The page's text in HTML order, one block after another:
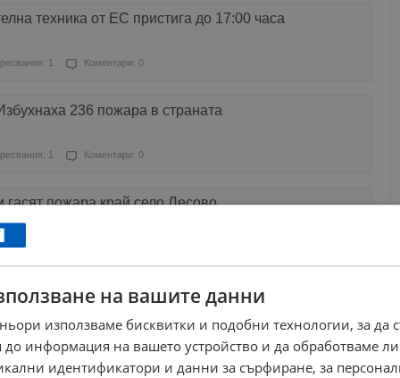
техника от ЕС пристига до 17:00 часа
1 Коментари: 0
236 пожара в страната
1 Коментари: 0
гасят пожара край село Лесово
1
на международния път за "Лесово"
0
на вашите данни
използваме бисквитки и подобни технологии, за да
до информация на вашето устройство и да обработваме
идентификатори и данни за сърфиране, за